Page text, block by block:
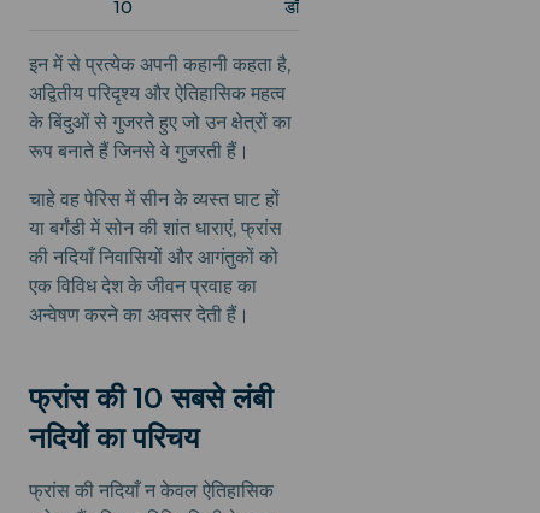
10 डॉब्स
इन में से प्रत्येक अपनी कहानी कहता है,
अद्वितीय परिदृश्य और ऐतिहासिक महत्व
के बिंदुओं से गुजरते हुए जो उन क्षेत्रों का
रूप बनाते हैं जिनसे वे गुजरती हैं।
चाहे वह पेरिस में सीन के व्यस्त घाट हों
या बर्गंडी में सोन की शांत धाराएं, फ्रांस
की नदियाँ निवासियों और आगंतुकों को
एक विविध देश के जीवन प्रवाह का
अन्वेषण करने का अवसर देती हैं।
फ्रांस की 10 सबसे लंबी
नदियों का परिचय
फ्रांस की नदियाँ न केवल ऐतिहासिक